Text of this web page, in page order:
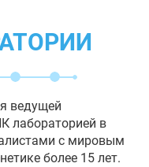
ведущей
лабораторией в
с мировым
более 15 лет.